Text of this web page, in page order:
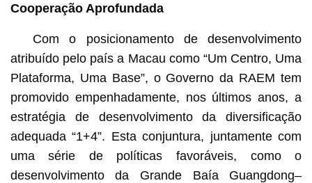
Cooperação Aprofundada
Com o posicionamento de desenvolvimento
atribuído pelo país a Macau como “Um Centro, Uma
Plataforma, Uma Base”, o Governo da RAEM tem
promovido empenhadamente, nos últimos anos, a
estratégia de desenvolvimento da diversificação
adequada “1+4”. Esta conjuntura, juntamente com
uma série de políticas favoráveis, como o
desenvolvimento da Grande Baía Guangdong–